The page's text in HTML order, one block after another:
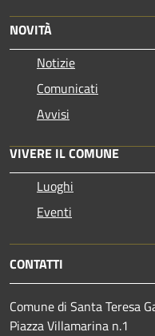
NOVITÀ
Notizie
Comunicati
Avvisi
VIVERE IL COMUNE
Luoghi
Eventi
CONTATTI
Comune di Santa Teresa
Piazza Villamarina n.1